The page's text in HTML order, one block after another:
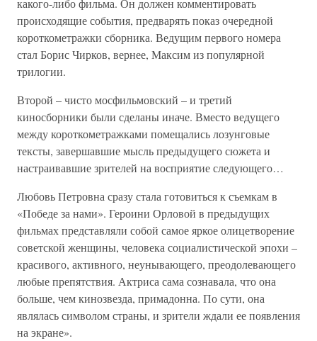
какого-либо фильма. Он должен комментировать
происходящие события, предварять показ очередной
короткометражки сборника. Ведущим первого номера
стал Борис Чирков, вернее, Максим из популярной
трилогии.
Второй – чисто мосфильмовский – и третий
киносборники были сделаны иначе. Вместо ведущего
между короткометражками помещались лозунговые
тексты, завершавшие мысль предыдущего сюжета и
настраивавшие зрителей на восприятие следующего…
Любовь Петровна сразу стала готовиться к съемкам в
«Победе за нами». Героини Орловой в предыдущих
фильмах представляли собой самое яркое олицетворение
советской женщины, человека социалистической эпохи –
красивого, активного, неунывающего, преодолевающего
любые препятствия. Актриса сама сознавала, что она
больше, чем кинозвезда, примадонна. По сути, она
являлась символом страны, и зрители ждали ее появления
на экране».